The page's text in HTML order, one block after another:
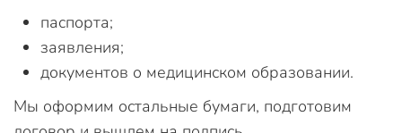
паспорта;
заявления;
документов о медицинском образовании.
Мы оформим остальные бумаги, подготовим